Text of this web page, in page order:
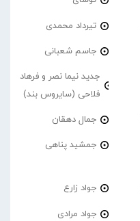
تیرداد محمدی
جاسم شعبانی
جدید نیما نصر و فرهاد
فلاحی (سایروس بند)
جمال دهقان
جمشید پناهی
جواد زارع
جواد مرادی